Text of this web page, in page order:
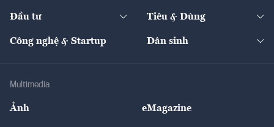
Quản trị số
Tư vấn
Thị trường
Nông sản
The Guide
Đầu tư Tiêu & Dùng
Công nghệ & Startup Dân sinh
Multimedia
Ảnh eMagazine